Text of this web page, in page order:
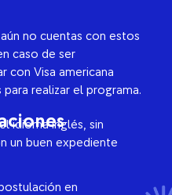
no cuentas con estos
caso de ser
con Visa americana
realizar el programa.
idioma inglés, sin
un buen expediente
en